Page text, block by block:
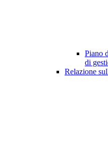
Piano
di
Relazione